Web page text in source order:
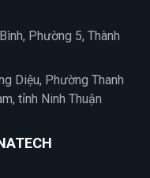
Phường 5, Thành
Diệu, Phường Thanh
tỉnh Ninh Thuận